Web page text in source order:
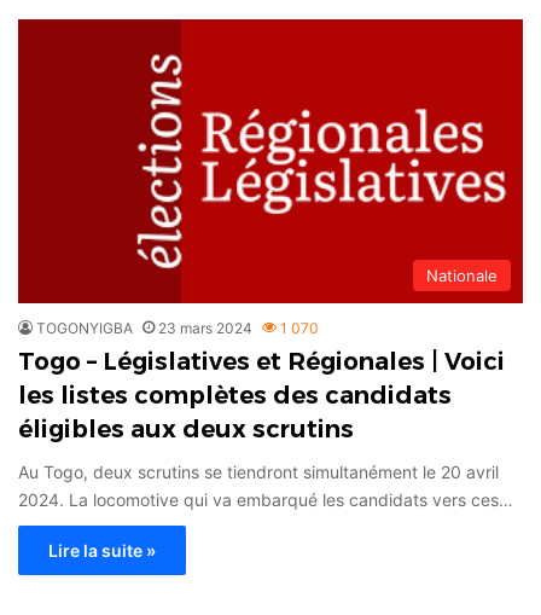
Nationale
TOGONYIGBA 23 mars 2024 1 070
Togo – Législatives et Régionales | Voici
les listes complètes des candidats
éligibles aux deux scrutins
Au Togo, deux scrutins se tiendront simultanément le 20 avril
2024. La locomotive qui va embarqué les candidats vers ces…
Lire la suite »